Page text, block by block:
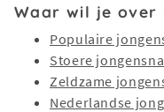
Waar wil je over
Populaire
Stoere
Zeldzame
Nederlandse